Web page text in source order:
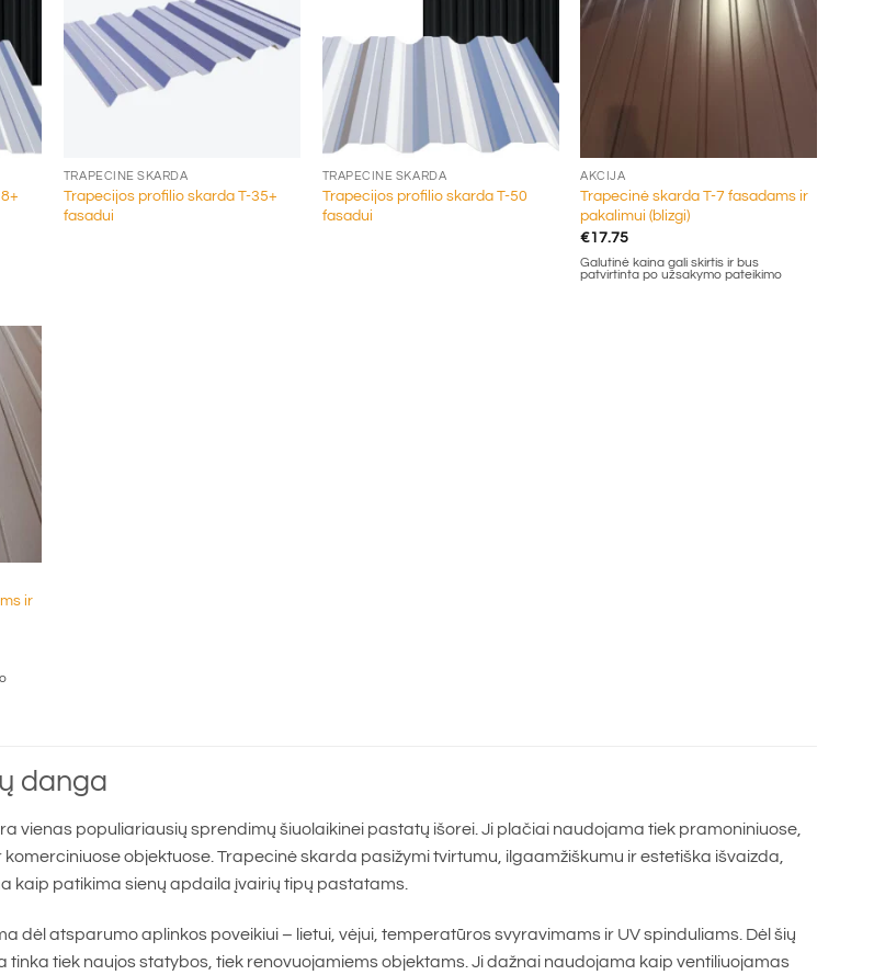
TRAPECINĖ SKARDA
Trapecijos profilio skarda T-35+
fasadui
+
TRAPECINĖ SKARDA
Trapecijos profilio skarda T-50
fasadui
AKCIJA
Trapecinė skarda T-7 fasadams ir
pakalimui (blizgi)
€17.75
Galutinė kaina gali skirtis ir bus
patvirtinta po užsakymo pateikimo
ir
danga
vienas populiariausių sprendimų šiuolaikinei pastatų išorei. Ji plačiai naudojama tiek pramoniniuose,
objektuose. Trapecinė skarda pasižymi tvirtumu, ilgaamžiškumu ir estetiška išvaizda,
kaip patikima sienų apdaila įvairių tipų pastatams.
dėl atsparumo aplinkos poveikiui – lietui, vėjui, temperatūros svyravimams ir UV spinduliams. Dėl šių
tiek naujos statybos, tiek renovuojamiems objektams. Ji dažnai naudojama kaip ventiliuojamas